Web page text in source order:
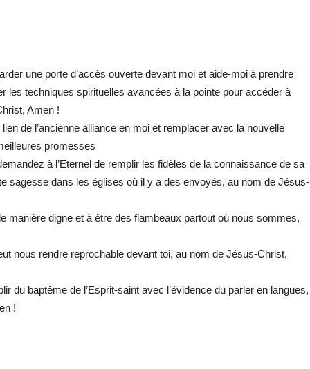
une porte d’accès ouverte devant moi et aide-moi à prendre
les techniques spirituelles avancées à la pointe pour accéder à
Amen !
de l’ancienne alliance en moi et remplacer avec la nouvelle
promesses
à l’Eternel de remplir les fidèles de la connaissance de sa
sagesse dans les églises où il y a des envoyés, au nom de Jésus-
manière digne et à être des flambeaux partout où nous sommes,
nous rendre reprochable devant toi, au nom de Jésus-Christ,
du baptême de l’Esprit-saint avec l’évidence du parler en langues,
!